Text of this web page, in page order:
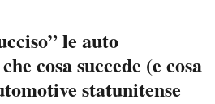
le auto
cosa succede (e cosa
statunitense